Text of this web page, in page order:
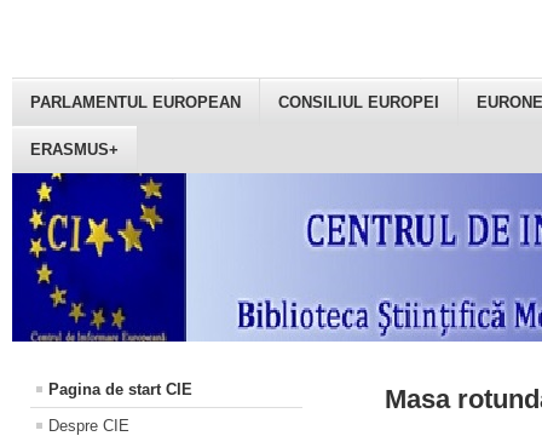
PARLAMENTUL EUROPEAN CONSILIUL EUROPEI
ERASMUS+
Pagina de start CIE
Despre CIE
Masa